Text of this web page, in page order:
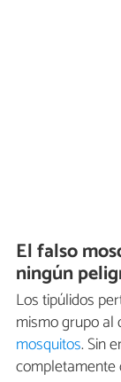
El falso
ningún
Los tipúlidos
mismo grupo al
mosquitos. Sin
completamente